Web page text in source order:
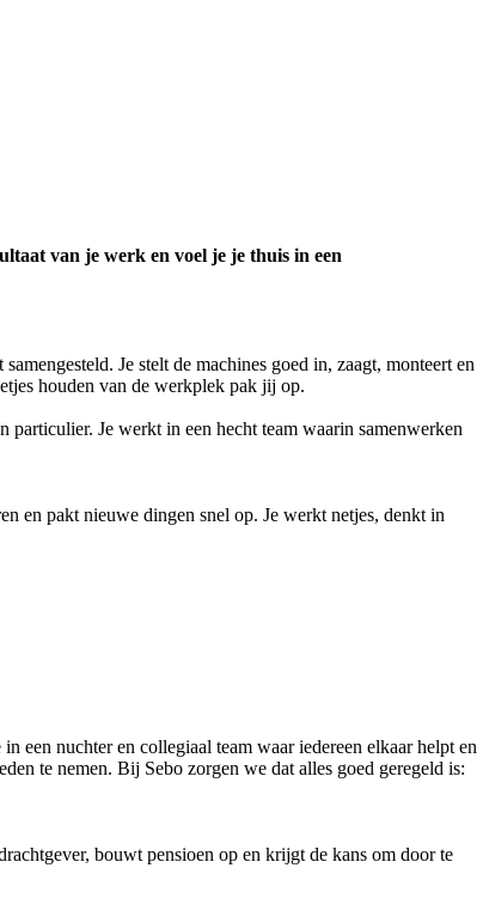
van je werk en voel je je thuis in een
Je stelt de machines goed in, zaagt, monteert en
houden van de werkplek pak jij op.
particulier. Je werkt in een hecht team waarin samenwerken
en pakt nieuwe dingen snel op. Je werkt netjes, denkt in
een nuchter en collegiaal team waar iedereen elkaar helpt en
te nemen. Bij Sebo zorgen we dat alles goed geregeld is:
bouwt pensioen op en krijgt de kans om door te